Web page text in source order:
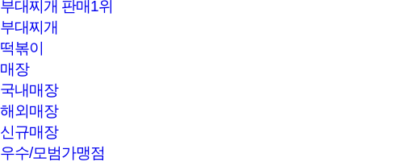
부대찌개 판매1위
부대찌개
떡볶이
매장
국내매장
해외매장
신규매장
우수/모범가맹점